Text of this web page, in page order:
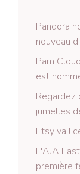
Pandora
nouveau
Pam
est
Regardez
jumelles
Etsy va
L'AJA
première